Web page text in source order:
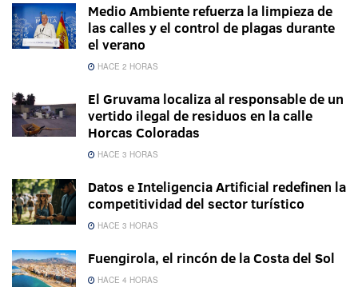
Medio Ambiente refuerza la limpieza de
las calles y el control de plagas durante
el verano
HACE 2 HORAS
El Gruvama localiza al responsable de un
vertido ilegal de residuos en la calle
Horcas Coloradas
HACE 3 HORAS
Datos e Inteligencia Artificial redefinen la
competitividad del sector turístico
HACE 3 HORAS
Fuengirola, el rincón de la Costa del Sol
HACE 4 HORAS